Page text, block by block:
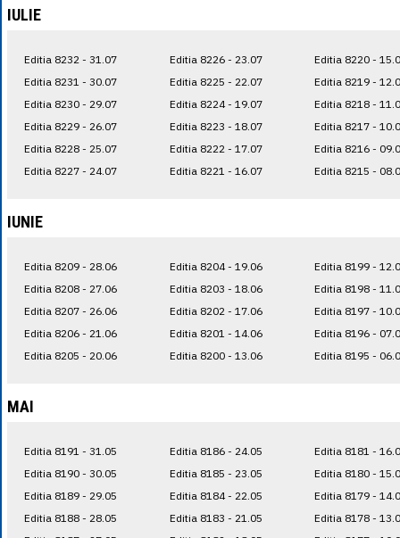
IULIE
Editia 8232 - 31.07
Editia 8231 - 30.07
Editia 8230 - 29.07
Editia 8229 - 26.07
Editia 8228 - 25.07
Editia 8227 - 24.07
Editia 8226 - 23.07
Editia 8225 - 22.07
Editia 8224 - 19.07
Editia 8223 - 18.07
Editia 8222 - 17.07
Editia 8221 - 16.07
Editia 8220 -
Editia 8219 -
Editia 8218 -
Editia 8217 -
Editia 8216 -
Editia 8215 -
IUNIE
Editia 8209 - 28.06
Editia 8208 - 27.06
Editia 8207 - 26.06
Editia 8206 - 21.06
Editia 8205 - 20.06
Editia 8204 - 19.06
Editia 8203 - 18.06
Editia 8202 - 17.06
Editia 8201 - 14.06
Editia 8200 - 13.06
Editia 8199 -
Editia 8198 -
Editia 8197 -
Editia 8196 -
Editia 8195 -
MAI
Editia 8191 - 31.05
Editia 8190 - 30.05
Editia 8189 - 29.05
Editia 8188 - 28.05
Editia 8186 - 24.05
Editia 8185 - 23.05
Editia 8184 - 22.05
Editia 8183 - 21.05
Editia 8181 -
Editia 8180 -
Editia 8179 -
Editia 8178 -